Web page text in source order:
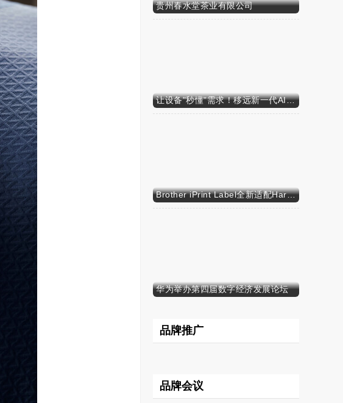
贵州春水堂茶业有限公司
让设备"秒懂"需求！移远新一代AI算力智能模组SH603FC硬核来袭
Brother iPrint Label全新适配HarmonyOS NEXT，标识标记体验再升级
华为举办第四届数字经济发展论坛
品牌推广
品牌会议